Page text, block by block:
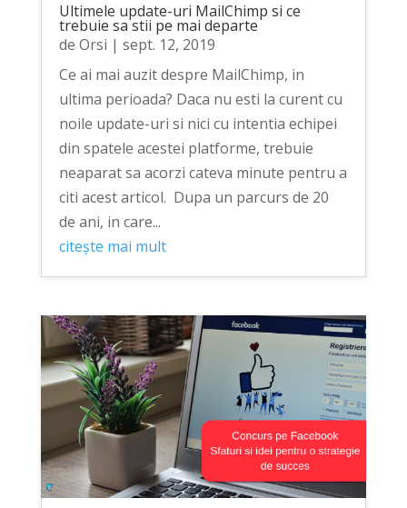
Ultimele update-uri MailChimp si ce
trebuie sa stii pe mai departe
de Orsi | sept. 12, 2019
Ce ai mai auzit despre MailChimp, in
ultima perioada? Daca nu esti la curent cu
noile update-uri si nici cu intentia echipei
din spatele acestei platforme, trebuie
neaparat sa acorzi cateva minute pentru a
citi acest articol. Dupa un parcurs de 20
de ani, in care...
citește mai mult